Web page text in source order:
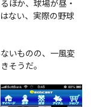
ほか、球場が昼・
ない、実際の野球
いものの、一風変
そうだ。